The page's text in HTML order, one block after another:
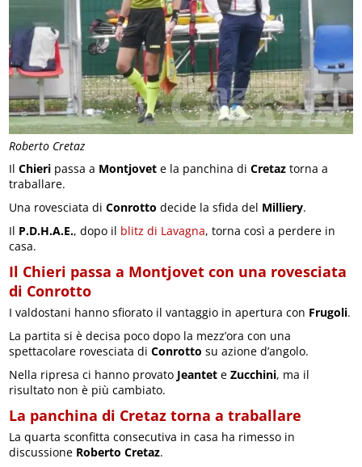
Roberto Cretaz
IlChieri passa a Montjovet e la panchina diCretaz torna a
traballare.
Una rovesciata diConrotto decide la sfida del Milliery.
Il P.D.H.A.E., dopo il blitz di Lavagna, torna così a perdere in
casa.
Il Chieri passa a Montjovet con una rovesciata
di Conrotto
I valdostani hanno sfiorato il vantaggio in apertura con Frugoli.
La partita si è decisa poco dopo la mezz’ora con una
spettacolare rovesciata diConrotto su azione d’angolo.
Nella ripresa ci hanno provato Jeantet eZucchini, ma il
risultato non è più cambiato.
La panchina di Cretaz torna a traballare
La quarta sconfitta consecutiva in casa ha rimesso in
discussione Roberto Cretaz.